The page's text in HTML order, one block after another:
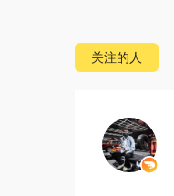
关注的人